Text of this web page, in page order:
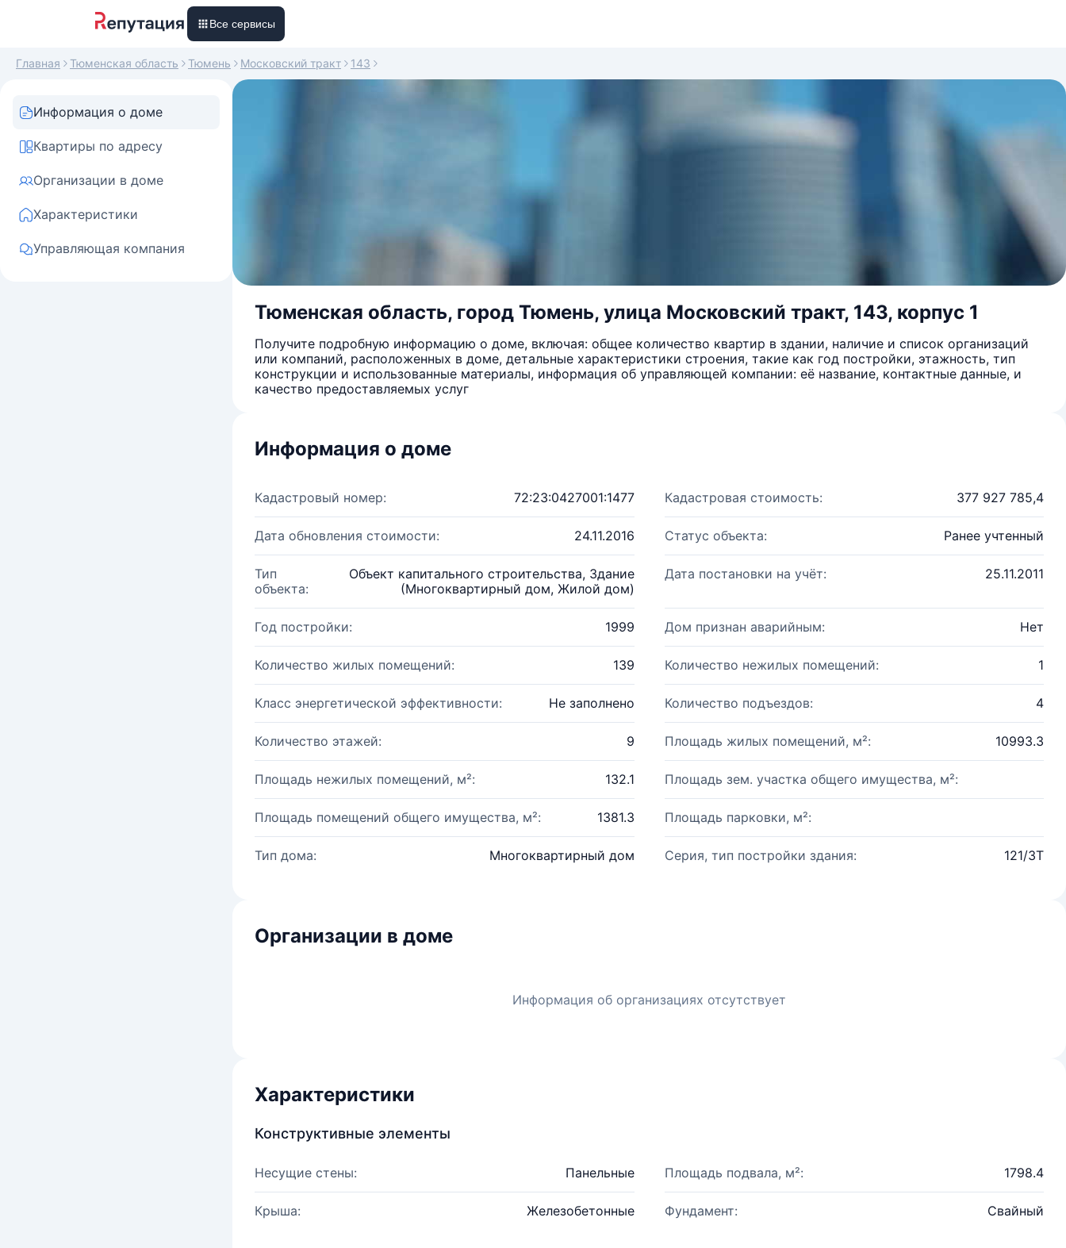
Все сервисы
Главная Тюменская область Тюмень Московский тракт 143
Информация о доме
Квартиры по адресу
Организации в доме
Характеристики
Управляющая компания
Тюменская область, город Тюмень, улица Московский тракт, 143, корпус 1
Получите подробную информацию о доме, включая: общее количество квартир в здании, наличие и список организаций
или компаний, расположенных в доме, детальные характеристики строения, такие как год постройки, этажность, тип
конструкции и использованные материалы, информация об управляющей компании: её название, контактные данные, и
качество предоставляемых услуг
Информация о доме
Кадастровый номер: 72:23:0427001:1477 Кадастровая стоимость: 377 927 785,4
Дата обновления стоимости: 24.11.2016 Статус объекта: Ранее учтенный
Тип
объекта:
Объект капитального строительства, Здание
(Многоквартирный дом, Жилой дом)
Дата постановки на учёт: 25.11.2011
Год постройки: 1999 Дом признан аварийным: Нет
Количество жилых помещений: 139 Количество нежилых помещений: 1
Класс энергетической эффективности: Не заполнено Количество подъездов: 4
Количество этажей: 9 Площадь жилых помещений, м²: 10993.3
Площадь нежилых помещений, м²: 132.1 Площадь зем. участка общего имущества, м²:
Площадь помещений общего имущества, м²: 1381.3 Площадь парковки, м²:
Тип дома: Многоквартирный дом Серия, тип постройки здания: 121/3Т
Организации в доме
Информация об организациях отсутствует
Характеристики
Конструктивные элементы
Несущие стены: Панельные Площадь подвала, м²: 1798.4
Крыша: Железобетонные Фундамент: Свайный